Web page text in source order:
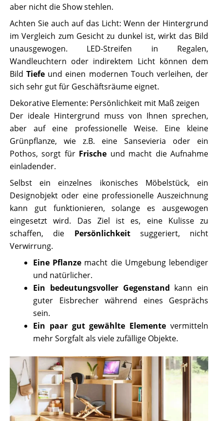
aber nicht die Show stehlen.
Achten Sie auch auf das Licht: Wenn der Hintergrund
im Vergleich zum Gesicht zu dunkel ist, wirkt das Bild
unausgewogen. LED-Streifen in Regalen,
Wandleuchtern oder indirektem Licht können dem
BildTiefe und einen modernen Touch verleihen, der
sich sehr gut für Geschäftsräume eignet.
Dekorative Elemente: Persönlichkeit mit Maß zeigen
Der ideale Hintergrund muss von Ihnen sprechen,
aber auf eine professionelle Weise. Eine kleine
Grünpflanze, wie z.B. eine Sansevieria oder ein
Pothos, sorgt für Frische und macht die Aufnahme
einladender.
Selbst ein einzelnes ikonisches Möbelstück, ein
Designobjekt oder eine professionelle Auszeichnung
kann gut funktionieren, solange es ausgewogen
eingesetzt wird. Das Ziel ist es, eine Kulisse zu
schaffen, die Persönlichkeitsuggeriert, nicht
Verwirrung.
Eine Pflanze macht die Umgebung lebendiger
und natürlicher.
Ein bedeutungsvoller Gegenstand kann ein
guter Eisbrecher während eines Gesprächs
sein.
Ein paar gut gewählte Elemente vermitteln
mehr Sorgfalt als viele zufällige Objekte.